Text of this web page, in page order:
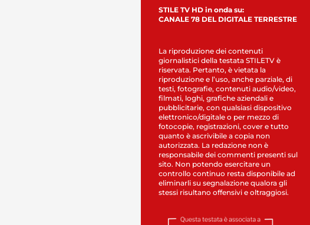
STILE TV HD in onda su:
CANALE 78 DEL DIGITALE TERRESTRE
La riproduzione dei contenuti
giornalistici della testata STILETV è
riservata. Pertanto, è vietata la
riproduzione e l’uso, anche parziale, di
testi, fotografie, contenuti audio/video,
filmati, loghi, grafiche aziendali e
pubblicitarie, con qualsiasi dispositivo
elettronico/digitale o per mezzo di
fotocopie, registrazioni, cover e tutto
quanto è ascrivibile a copia non
autorizzata. La redazione non è
responsabile dei commenti presenti sul
sito. Non potendo esercitare un
controllo continuo resta disponibile ad
eliminarli su segnalazione qualora gli
stessi risultano offensivi e oltraggiosi.